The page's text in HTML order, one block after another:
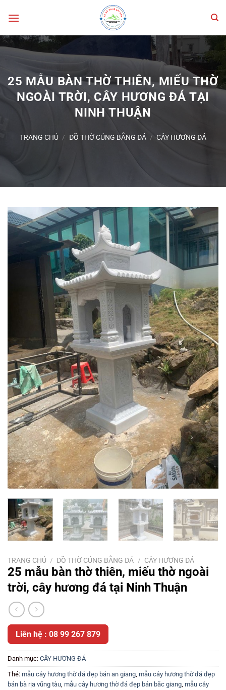
qua
dung
25 MẪU BÀN THỜ THIÊN, MIẾU THỜ
NGOÀI TRỜI, CÂY HƯƠNG ĐÁ TẠI
NINH THUẬN
TRANG CHỦ / ĐỒ THỜ CÚNG BẰNG ĐÁ / CÂY HƯƠNG ĐÁ
TRANG CHỦ / ĐỒ THỜ CÚNG BẰNG ĐÁ / CÂY HƯƠNG ĐÁ
25 mẫu bàn thờ thiên, miếu thờ ngoài
trời, cây hương đá tại Ninh Thuận
Liên hệ : 08 99 267 879
Danh mục: CÂY HƯƠNG ĐÁ
Thẻ: mẫu cây hương thờ đá đẹp bán an giang, mẫu cây hương thờ đá đẹp
bán bà rịa vũng tàu, mẫu cây hương thờ đá đẹp bán bắc giang, mẫu cây